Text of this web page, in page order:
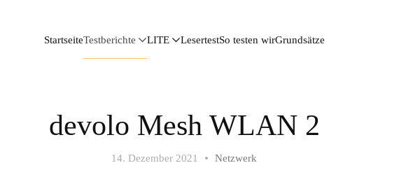
StartseiteTestberichte LITE LesertestSo testen wirGrundsätze
devolo Mesh WLAN 2
14. Dezember 2021 Netzwerk